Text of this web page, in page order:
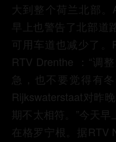
大到整个荷兰北部
早上也警告了北部道
可用车道也减少了。
RTV Drenthe ：“调
急，也不要觉得有
Rijkswaterstaat对昨
期不太相符。”今天早
在格罗宁根。据RTV